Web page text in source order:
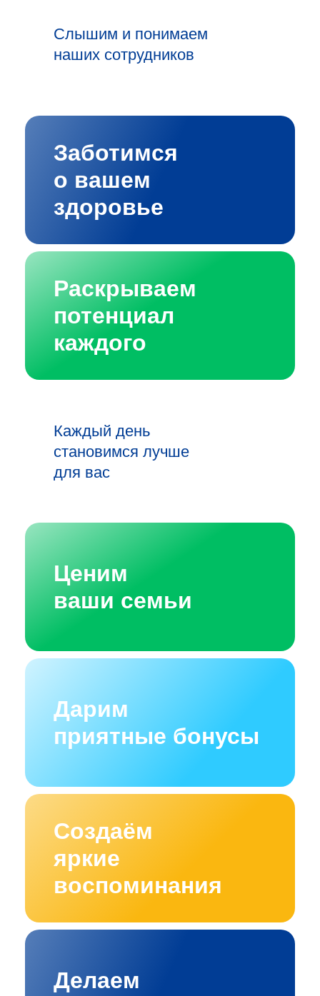
Слышим и понимаем
наших сотрудников
Заботимся
о вашем
здоровье
Раскрываем
потенциал
каждого
Каждый день
становимся лучше
для вас
Дарим
приятные бонусы
Ценим
ваши семьи
Создаём
яркие
воспоминания
Делаем